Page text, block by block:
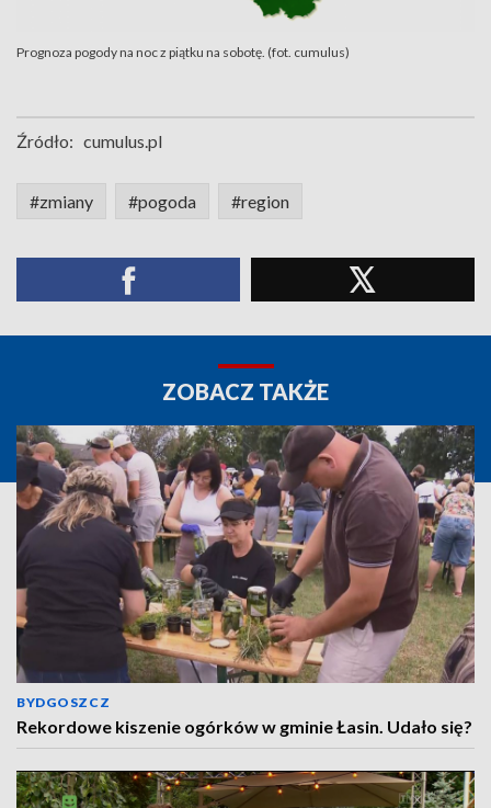
Prognoza pogody na noc z piątku na sobotę. (fot. cumulus)
Źródło: cumulus.pl
#zmiany #pogoda #region
ZOBACZ TAKŻE
BYDGOSZCZ
Rekordowe kiszenie ogórków w gminie Łasin. Udało się?